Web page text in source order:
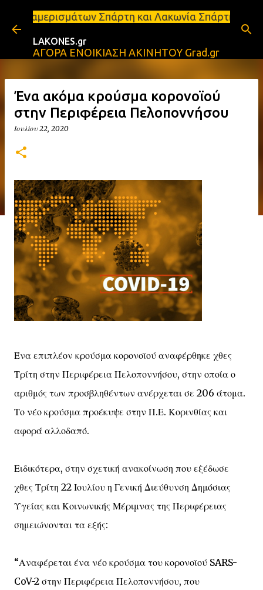
Μετάβαση στο κύριο περιεχόμενο
Σπάρτη και Λακωνία Σπάρτη -
LAKONES.gr
ΑΓΟΡΑ ΕΝΟΙΚΙΑΣΗ ΑΚΙΝΗΤΟΥ Grad.gr
Ένα ακόμα κρούσμα κορονοϊού
στην Περιφέρεια Πελοποννήσου
Ιουλίου 22, 2020
Ένα επιπλέον κρούσμα κορονοϊού αναφέρθηκε χθες
Τρίτη στην Περιφέρεια Πελοποννήσου, στην οποία ο
αριθμός των προσβληθέντων ανέρχεται σε 206 άτομα.
Το νέο κρούσμα προέκυψε στην Π.Ε. Κορινθίας και
αφορά αλλοδαπό.
Ειδικότερα, στην σχετική ανακοίνωση που εξέδωσε
χθες Τρίτη 22 Ιουλίου η Γενική Διεύθυνση Δημόσιας
Υγείας και Κοινωνικής Μέριμνας της Περιφέρειας
σημειώνονται τα εξής:
“Αναφέρεται ένα νέο κρούσμα του κορονοϊού SARS-
CoV-2 στην Περιφέρεια Πελοποννήσου, που